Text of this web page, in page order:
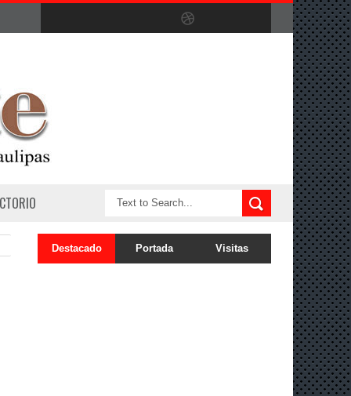
Destacado Portada Visitas